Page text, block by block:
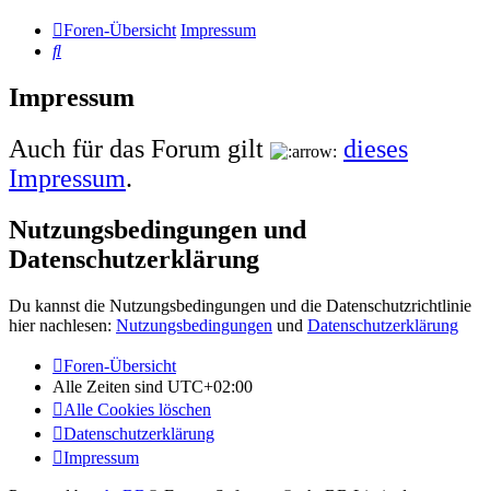
Foren-Übersicht Impressum
Suche
Impressum
Auch für das Forum gilt
dieses
Impressum.
Nutzungsbedingungen und
Datenschutzerklärung
Du kannst die Nutzungsbedingungen und die Datenschutzrichtlinie
hier nachlesen: Nutzungsbedingungen und Datenschutzerklärung
Foren-Übersicht
Alle Zeiten sind UTC+02:00
Alle Cookies löschen
Datenschutzerklärung
Impressum